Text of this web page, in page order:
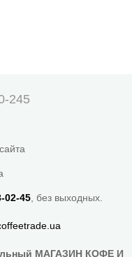
245
02-45 , без выходных.
МАГАЗИН КОФЕ И